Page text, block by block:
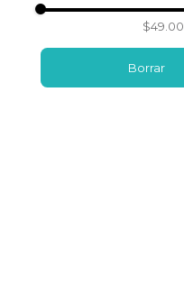
Cuory (1)
$49.00